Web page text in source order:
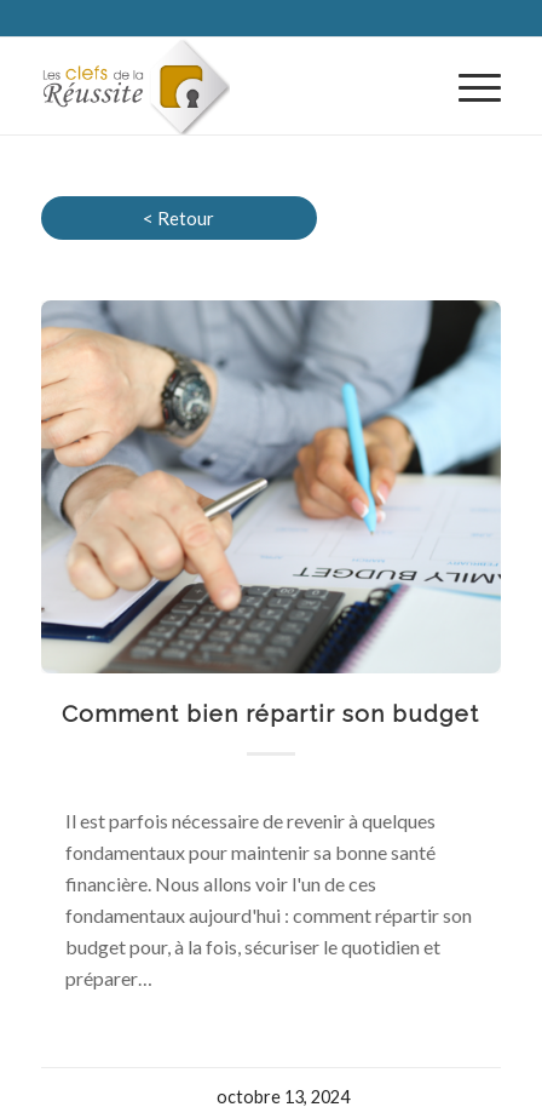
< Retour
Comment bien répartir son budget
Il est parfois nécessaire de revenir à quelques
fondamentaux pour maintenir sa bonne santé
financière. Nous allons voir l'un de ces
fondamentaux aujourd'hui : comment répartir son
budget pour, à la fois, sécuriser le quotidien et
préparer…
octobre 13, 2024